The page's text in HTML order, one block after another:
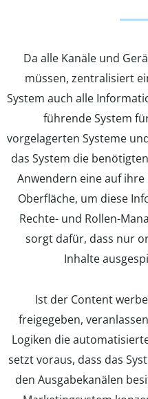
Da alle Kanäle und
müssen, zentralisiert
System auch alle
führende System
vorgelagerten Systeme
das System die
Anwendern eine auf
Oberfläche, um diese
Rechte- und Rollen-
sorgt dafür, dass nur
Inhalte
Ist der Content
freigegeben,
Logiken die
setzt voraus, dass das
den Ausgabekanälen